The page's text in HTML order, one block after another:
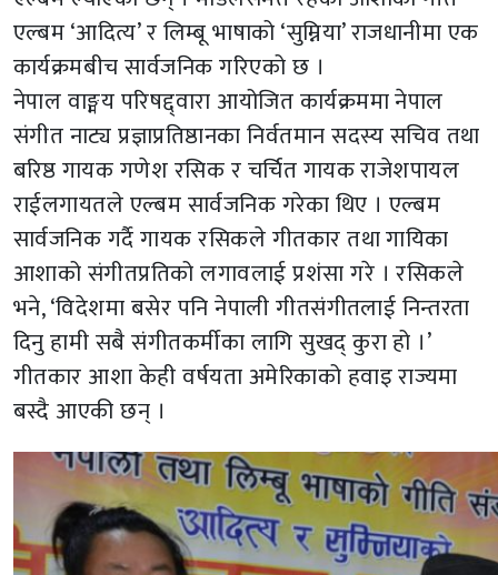
एल्बम ‘आदित्य’ र लिम्बू भाषाको ‘सुम्निया’ राजधानीमा एक
कार्यक्रमबीच सार्वजनिक गरिएको छ ।
नेपाल वाङ्मय परिषद्द्वारा आयोजित कार्यक्रममा नेपाल
संगीत नाट्य प्रज्ञाप्रतिष्ठानका निर्वतमान सदस्य सचिव तथा
बरिष्ठ गायक गणेश रसिक र चर्चित गायक राजेशपायल
राईलगायतले एल्बम सार्वजनिक गरेका थिए । एल्बम
सार्वजनिक गर्दै गायक रसिकले गीतकार तथा गायिका
आशाको संगीतप्रतिको लगावलाई प्रशंसा गरे । रसिकले
भने, ‘विदेशमा बसेर पनि नेपाली गीतसंगीतलाई निन्तरता
दिनु हामी सबै संगीतकर्मीका लागि सुखद् कुरा हो ।’
गीतकार आशा केही वर्षयता अमेरिकाको हवाइ राज्यमा
बस्दै आएकी छन् ।